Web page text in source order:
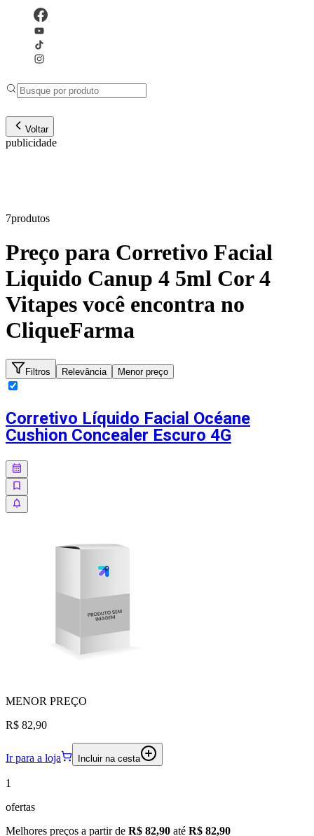
Voltar
publicidade
7produtos
Preço para Corretivo Facial
Liquido Canup 4 5ml Cor 4
Vitapes você encontra no
CliqueFarma
Filtros Relevância Menor preço
Corretivo Líquido Facial Océane
Cushion Concealer Escuro 4G
MENOR PREÇO
R$ 82,90
Ir para a loja Incluir na cesta
1
ofertas
Melhores preços a partir de R$ 82,90 até R$ 82,90